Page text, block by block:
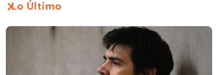
Lo Último